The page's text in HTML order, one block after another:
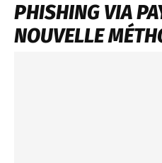
PHISHING VIA
NOUVELLE